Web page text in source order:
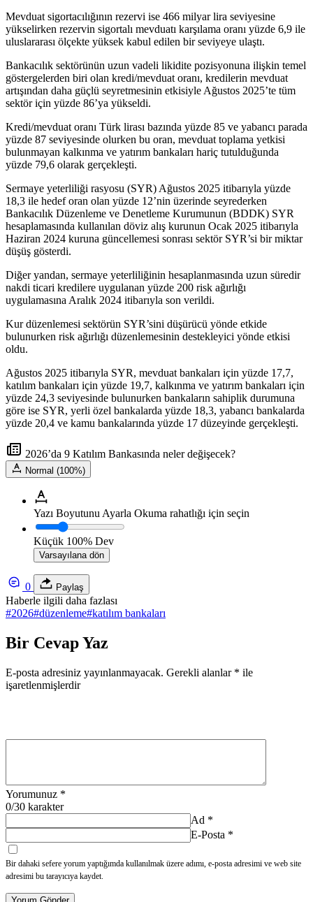
Mevduat sigortacılığının rezervi ise 466 milyar lira seviyesine
yükselirken rezervin sigortalı mevduatı karşılama oranı yüzde 6,9 ile
uluslararası ölçekte yüksek kabul edilen bir seviyeye ulaştı.
Bankacılık sektörünün uzun vadeli likidite pozisyonuna ilişkin temel
göstergelerden biri olan kredi/mevduat oranı, kredilerin mevduat
artışından daha güçlü seyretmesinin etkisiyle Ağustos 2025’te tüm
sektör için yüzde 86’ya yükseldi.
Kredi/mevduat oranı Türk lirası bazında yüzde 85 ve yabancı parada
yüzde 87 seviyesinde olurken bu oran, mevduat toplama yetkisi
bulunmayan kalkınma ve yatırım bankaları hariç tutulduğunda
yüzde 79,6 olarak gerçekleşti.
Sermaye yeterliliği rasyosu (SYR) Ağustos 2025 itibarıyla yüzde
18,3 ile hedef oran olan yüzde 12’nin üzerinde seyrederken
Bankacılık Düzenleme ve Denetleme Kurumunun (BDDK) SYR
hesaplamasında kullanılan döviz alış kurunun Ocak 2025 itibarıyla
Haziran 2024 kuruna güncellemesi sonrası sektör SYR’si bir miktar
düşüş gösterdi.
Diğer yandan, sermaye yeterliliğinin hesaplanmasında uzun süredir
nakdi ticari kredilere uygulanan yüzde 200 risk ağırlığı
uygulamasına Aralık 2024 itibarıyla son verildi.
Kur düzenlemesi sektörün SYR’sini düşürücü yönde etkide
bulunurken risk ağırlığı düzenlemesinin destekleyici yönde etkisi
oldu.
Ağustos 2025 itibarıyla SYR, mevduat bankaları için yüzde 17,7,
katılım bankaları için yüzde 19,7, kalkınma ve yatırım bankaları için
yüzde 24,3 seviyesinde bulunurken bankaların sahiplik durumuna
göre ise SYR, yerli özel bankalarda yüzde 18,3, yabancı bankalarda
yüzde 20,4 ve kamu bankalarında yüzde 17 düzeyinde gerçekleşti.
2026’da 9 Katılım Bankasında neler değişecek?
Normal (100%)
Yazı Boyutunu Ayarla Okuma rahatlığı için seçin
Küçük 100% Dev
Varsayılana dön
0 Paylaş
Haberle ilgili daha fazlası
#2026#düzenleme#katılım bankaları
Bir Cevap Yaz
E-posta adresiniz yayınlanmayacak. Gerekli alanlar * ile
işaretlenmişlerdir
Yorumunuz *
0/30 karakter
Ad *
E-Posta *
Bir dahaki sefere yorum yaptığımda kullanılmak üzere adımı, e-posta adresimi ve web site
adresimi bu tarayıcıya kaydet.